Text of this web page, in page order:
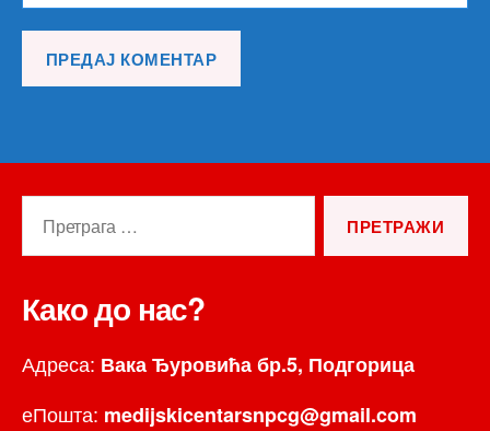
Како до нас?
Адреса: Вака Ђуровића бр.5, Подгорица
еПошта: medijskicentarsnpcg@gmail.com